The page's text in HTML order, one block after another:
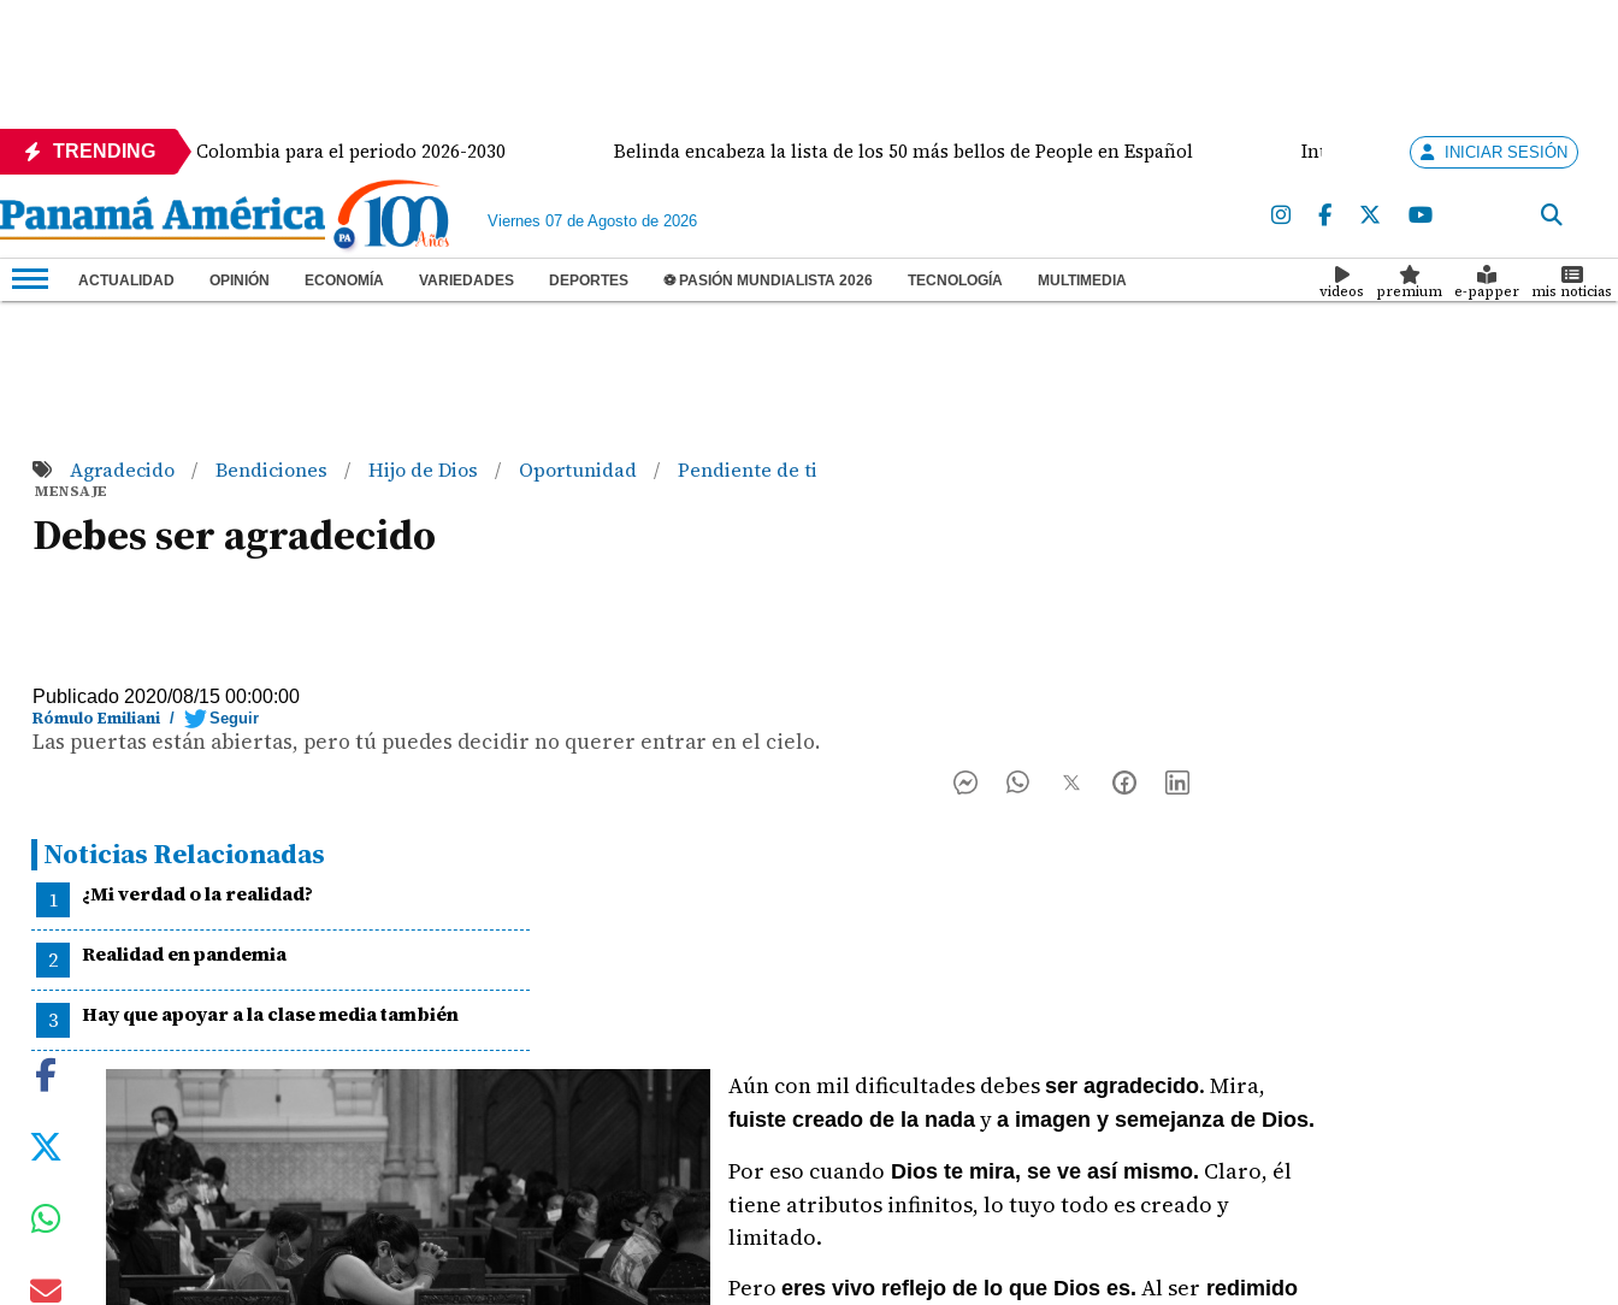
TRENDINGde Colombia para el periodo 2026-2030 Belinda encabeza la lista de los 50 más bellos de People en Español Interconexión eléctrica y combate al
INICIAR SESIÓN
Viernes 07 de Agosto de 2026
ACTUALIDAD OPINIÓN ECONOMÍA VARIEDADES DEPORTES ⚽ PASIÓN MUNDIALISTA 2026 TECNOLOGÍA MULTIMEDIA
videos premium e-papper mis noticias
Agradecido / Bendiciones / Hijo de Dios / Oportunidad / Pendiente de ti
MENSAJE
Debes ser agradecido
Publicado 2020/08/15 00:00:00
Rómulo Emiliani / Seguir
Las puertas están abiertas, pero tú puedes decidir no querer entrar en el cielo.
Noticias Relacionadas
1 ¿Mi verdad o la realidad?
2 Realidad en pandemia
3 Hay que apoyar a la clase media también
Aún con mil dificultades debesser agradecido. Mira,
fuiste creado de la nada ya imagen y semejanza de Dios.
Por eso cuando Dios te mira, se ve así mismo. Claro, él
tiene atributos infinitos, lo tuyo todo es creado y
limitado.
Peroeres vivo reflejo de lo que Dios es. Al ser redimido